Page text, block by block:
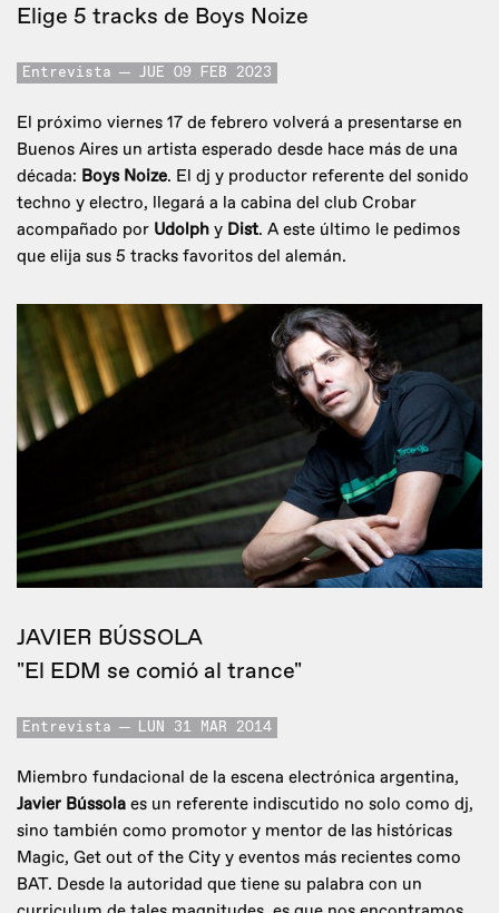
Elige 5 tracks de Boys Noize
Entrevista JUE 09 FEB 2023
El próximo viernes 17 de febrero volverá a presentarse en
Buenos Aires un artista esperado desde hace más de una
década: Boys Noize. El dj y productor referente del sonido
techno y electro, llegará a la cabina del club Crobar
acompañado por Udolph y Dist. A este último le pedimos
que elija sus 5 tracks favoritos del alemán.
JAVIER BÚSSOLA
"El EDM se comió al trance"
Entrevista LUN 31 MAR 2014
Miembro fundacional de la escena electrónica argentina,
Javier Bússola es un referente indiscutido no solo como dj,
sino también como promotor y mentor de las históricas
Magic, Get out of the City y eventos más recientes como
BAT. Desde la autoridad que tiene su palabra con un